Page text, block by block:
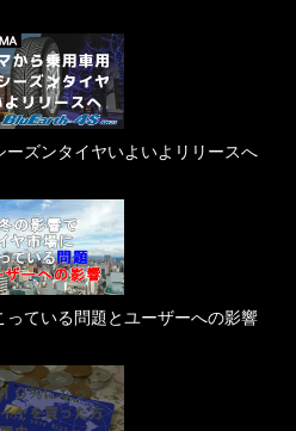
ズンタイヤいよいよリリースへ
ている問題とユーザーへの影響